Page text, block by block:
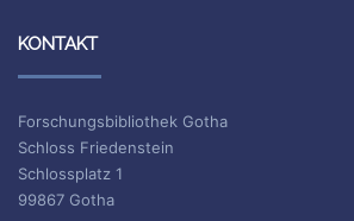
KONTAKT
Forschungsbibliothek Gotha
Schloss Friedenstein
Schlossplatz 1
99867 Gotha